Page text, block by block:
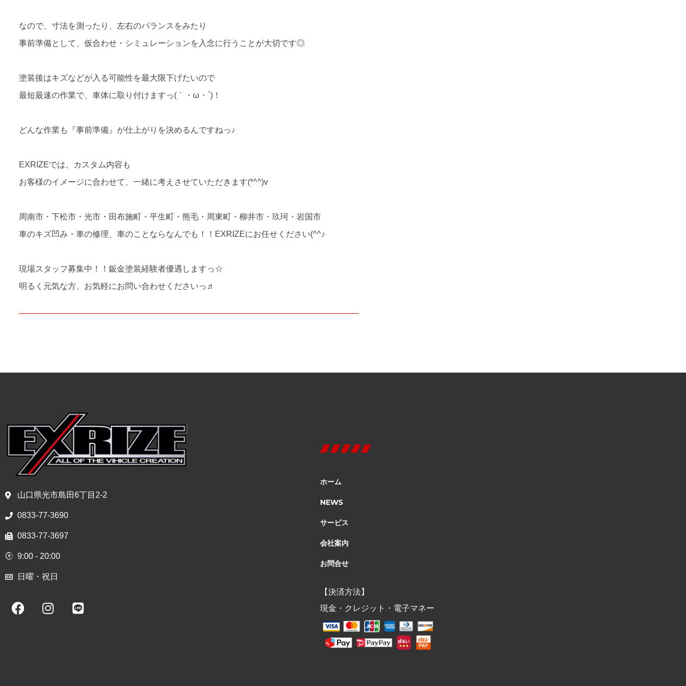
なので、寸法を測ったり、左右のバランスをみたり
事前準備として、仮合わせ・シミュレーションを入念に行うことが大切です◎
塗装後はキズなどが入る可能性を最大限下げたいので
最短最速の作業で、車体に取り付けますっ(｀・ω・´)！
どんな作業も『事前準備』が仕上がりを決めるんですねっ♪
EXRIZEでは、カスタム内容も
お客様のイメージに合わせて、一緒に考えさせていただきます(*^^)v
周南市・下松市・光市・田布施町・平生町・熊毛・周東町・柳井市・玖珂・岩国市
車のキズ凹み・車の修理、車のことならなんでも！！EXRIZEにお任せください(^^♪
現場スタッフ募集中！！鈑金塗装経験者優遇しますっ☆
明るく元気な方、お気軽にお問い合わせくださいっ♬
山口県光市島田6丁目2-2
0833-77-3690
0833-77-3697
9:00 - 20:00
日曜・祝日
ホーム
NEWS
サービス
会社案内
お問合せ
【決済方法】
現金・クレジット・電子マネー